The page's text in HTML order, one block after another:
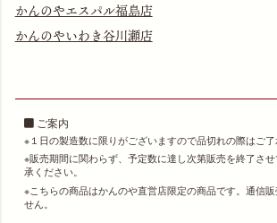
かんのやエスパル福島店
かんのやいわき谷川瀬店
ご案内
１日の製造数に限りがございますので品切れの際はご了
販売期間に関わらず、予定数に達し次第販売を終了さ
承ください。
こちらの商品はかんのや直営店限定の商品です。通信
せん。